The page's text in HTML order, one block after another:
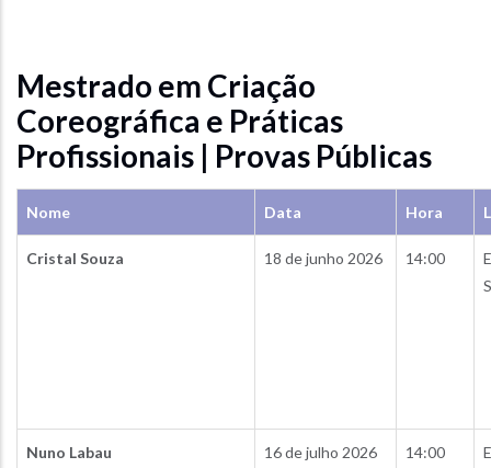
Mestrado em Criação
Coreográfica e Práticas
Profissionais | Provas Públicas
Nome Data Hora
Cristal Souza 18 de junho 2026 14:00
Nuno Labau 16 de julho 2026 14:00